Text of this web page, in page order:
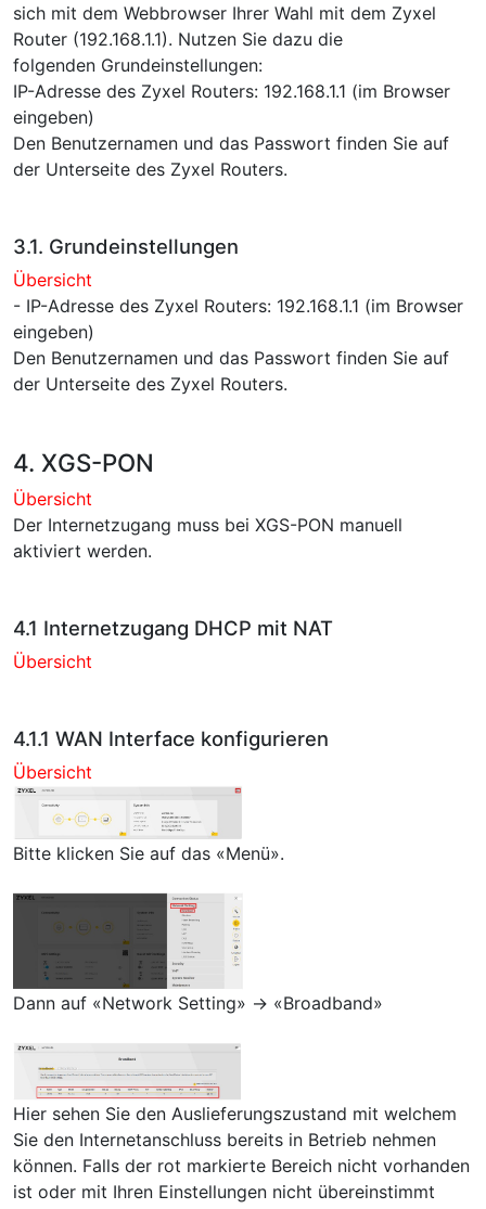
sich mit dem Webbrowser Ihrer Wahl mit dem Zyxel
Router (192.168.1.1). Nutzen Sie dazu die
folgenden Grundeinstellungen:
IP-Adresse des Zyxel Routers: 192.168.1.1 (im Browser
eingeben)
Den Benutzernamen und das Passwort finden Sie auf
der Unterseite des Zyxel Routers.
3.1. Grundeinstellungen
Übersicht
- IP-Adresse des Zyxel Routers: 192.168.1.1 (im Browser
eingeben)
Den Benutzernamen und das Passwort finden Sie auf
der Unterseite des Zyxel Routers.
4. XGS-PON
Übersicht
Der Internetzugang muss bei XGS-PON manuell
aktiviert werden.
4.1 Internetzugang DHCP mit NAT
Übersicht
4.1.1 WAN Interface konfigurieren
Übersicht
Bitte klicken Sie auf das «Menü».
Dann auf «Network Setting» → «Broadband»
Hier sehen Sie den Auslieferungszustand mit welchem
Sie den Internetanschluss bereits in Betrieb nehmen
können. Falls der rot markierte Bereich nicht vorhanden
ist oder mit Ihren Einstellungen nicht übereinstimmt